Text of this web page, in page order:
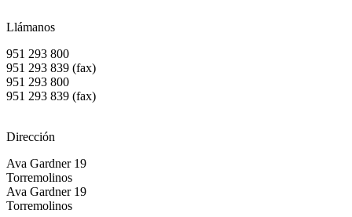
Llámanos
951 293 800
951 293 839 (fax)
951 293 800
951 293 839 (fax)
Dirección
Ava Gardner 19
Torremolinos
Ava Gardner 19
Torremolinos